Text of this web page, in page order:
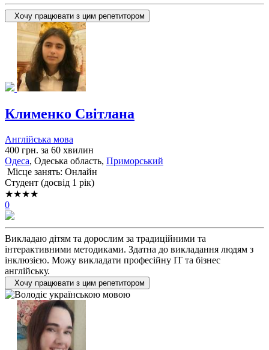
Хочу працювати з цим репетитором
Клименко Світлана
Англійська мова
400 грн. за 60 хвилин
Одеса, Одеська область, Приморський
Місце занять: Онлайн
Cтудент (досвід 1 рік)
★★★★
0
Викладаю дітям та дорослим за традиційними та
інтерактивними методиками. Здатна до викладання людям з
інклюзією. Можу викладати професійну IT та бізнес
англійську.
Хочу працювати з цим репетитором